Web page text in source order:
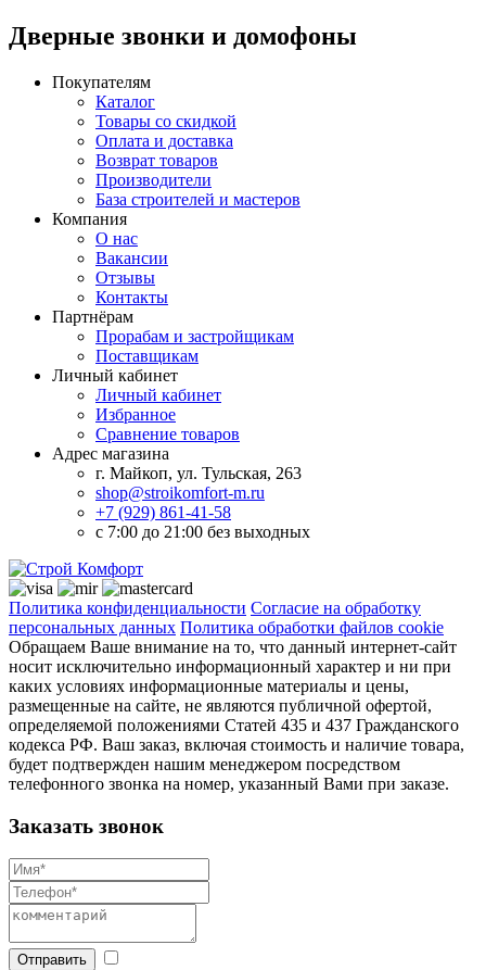
Дверные звонки и домофоны
Покупателям
Каталог
Товары со скидкой
Оплата и доставка
Возврат товаров
Производители
База строителей и мастеров
Компания
О нас
Вакансии
Отзывы
Контакты
Партнёрам
Прорабам и застройщикам
Поставщикам
Личный кабинет
Личный кабинет
Избранное
Сравнение товаров
Адрес магазина
г. Майкоп, ул. Тульская, 263
shop@stroikomfort-m.ru
+7 (929) 861-41-58
с 7:00 до 21:00 без выходных
Политика конфиденциальности Согласие на обработку
персональных данных Политика обработки файлов cookie
Обращаем Ваше внимание на то, что данный интернет-сайт
носит исключительно информационный характер и ни при
каких условиях информационные материалы и цены,
размещенные на сайте, не являются публичной офертой,
определяемой положениями Статей 435 и 437 Гражданского
кодекса РФ. Ваш заказ, включая стоимость и наличие товара,
будет подтвержден нашим менеджером посредством
телефонного звонка на номер, указанный Вами при заказе.
Заказать звонок
Отправить